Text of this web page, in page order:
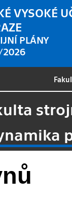
VYSOKÉ
PLÁNY
2026